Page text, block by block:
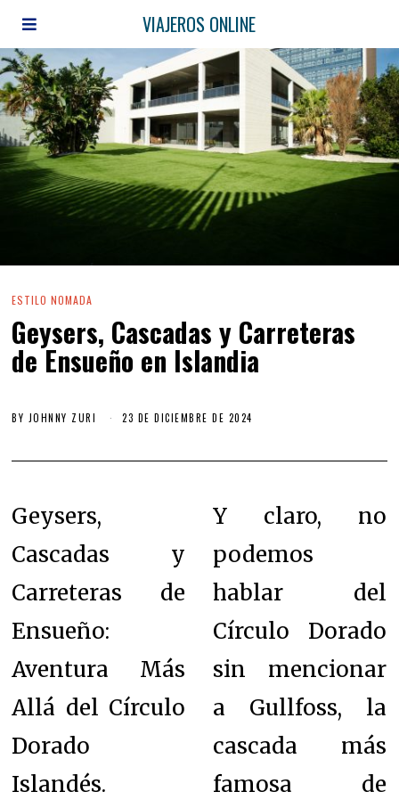
VIAJEROS ONLINE
ESTILO NOMADA
Geysers, Cascadas y Carreteras
de Ensueño en Islandia
BY JOHNNY ZURI 23 DE DICIEMBRE DE 2024
Geysers,
Cascadas y
Carreteras de
Ensueño:
Aventura Más
Allá del Círculo
Dorado
Islandés.
Y claro, no
podemos
hablar del
Círculo Dorado
sin mencionar
a Gullfoss, la
cascada más
famosa de